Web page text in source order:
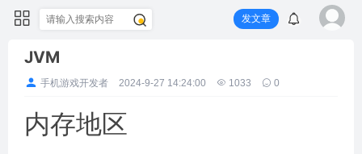
发文章
JVM
手机游戏开发者 2024-9-27 14:24:00 1033 0
内存地区